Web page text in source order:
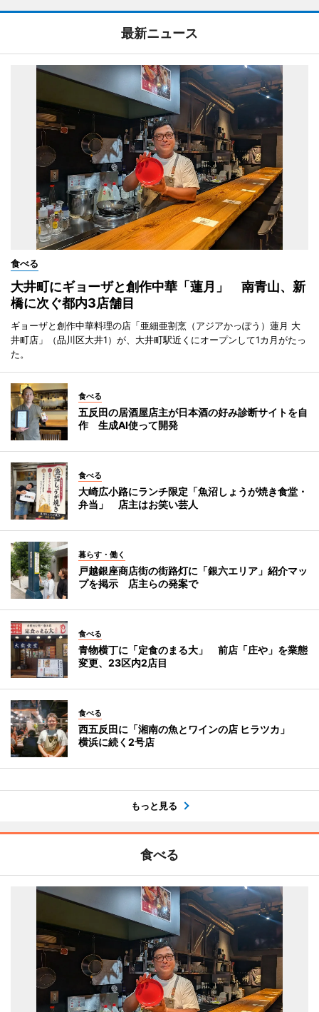
最新ニュース
食べる
大井町にギョーザと創作中華「蓮月」 南青山、新
橋に次ぐ都内3店舗目
ギョーザと創作中華料理の店「亜細亜割烹（アジアかっぽう）蓮月 大
井町店」（品川区大井1）が、大井町駅近くにオープンして1カ月がたっ
た。
食べる
五反田の居酒屋店主が日本酒の好み診断サイトを自
作 生成AI使って開発
食べる
大崎広小路にランチ限定「魚沼しょうが焼き食堂・
弁当」 店主はお笑い芸人
暮らす・働く
戸越銀座商店街の街路灯に「銀六エリア」紹介マッ
プを掲示 店主らの発案で
食べる
青物横丁に「定食のまる大」 前店「庄や」を業態
変更、23区内2店目
食べる
西五反田に「湘南の魚とワインの店 ヒラツカ」
横浜に続く2号店
もっと見る
食べる